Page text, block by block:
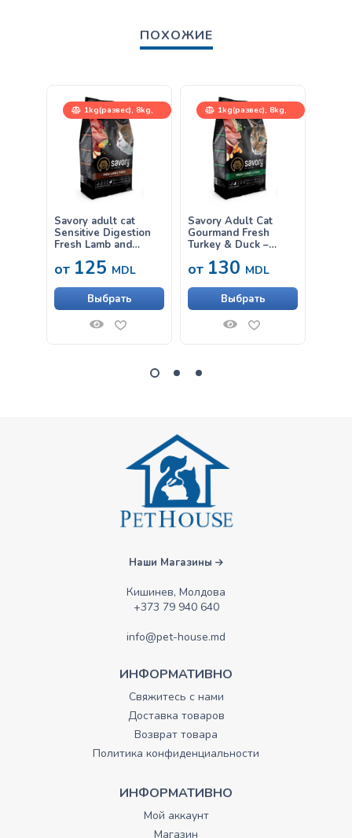
ПОХОЖИЕ
1kg(развес), 8kg,
400g, 2kg
Savory adult cat
Sensitive Digestion
Fresh Lamb and
cu miel și curcan
cu digestie sensibilă
от 125 MDL
Выбрать
1kg(развес), 8kg,
400g, 2kg
Savory Adult Cat
Gourmand Fresh
Turkey & Duck –
completă, cu conținut
bază de carne
proaspătă de curcan
от 130 MDL
Выбрать
Наши Магазины
Кишинев, Молдова
+373 79 940 640
info@pet-house.md
ИНФОРМАТИВНО
Свяжитесь с нами
Доставка товаров
Возврат товара
Политика конфиденциальности
ИНФОРМАТИВНО
Мой аккаунт
Магазин